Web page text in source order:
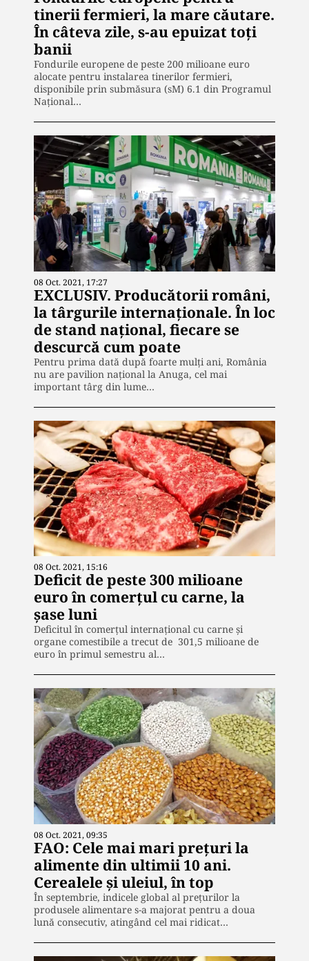
tinerii fermieri, la mare căutare.
În câteva zile, s-au epuizat toți
banii
Fondurile europene de peste 200 milioane euro
alocate pentru instalarea tinerilor fermieri,
disponibile prin submăsura (sM) 6.1 din Programul
Național…
08 Oct. 2021, 17:27
EXCLUSIV. Producătorii români,
la târgurile internaționale. În loc
de stand național, fiecare se
descurcă cum poate
Pentru prima dată după foarte mulți ani, România
nu are pavilion național la Anuga, cel mai
important târg din lume…
08 Oct. 2021, 15:16
Deficit de peste 300 milioane
euro în comerțul cu carne, la
șase luni
Deficitul în comerţul internaţional cu carne şi
organe comestibile a trecut de 301,5 milioane de
euro în primul semestru al…
08 Oct. 2021, 09:35
FAO: Cele mai mari prețuri la
alimente din ultimii 10 ani.
Cerealele și uleiul, în top
În septembrie, indicele global al preţurilor la
produsele alimentare s-a majorat pentru a doua
lună consecutiv, atingând cel mai ridicat…